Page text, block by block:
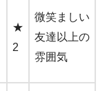
★
2
微笑ましい
友達以上の
雰囲気